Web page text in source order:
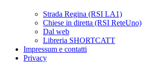
Strada Regina (RSI LA1)
Chiese in diretta (RSI ReteUno)
Dal web
Libreria SHORTCATT
Impressum e contatti
Privacy